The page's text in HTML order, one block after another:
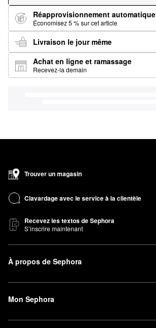
Réapprovisionnement automatique
Économisez 5 % sur cet article
Livraison le jour même
Achat en ligne et ramassage
Recevez-la demain
Trouver un magasin
Clavardage avec le service à la clientèle
Recevez les textos de Sephora
S’inscrire maintenant
À propos de Sephora
Mon Sephora